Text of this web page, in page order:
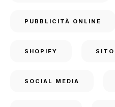
PUBBLICITÀ ONLINE
SHOPIFY SITO
SOCIAL MEDIA